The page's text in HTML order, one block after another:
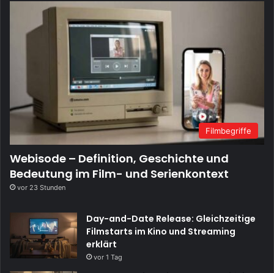
Filmbegriffe
Webisode – Definition, Geschichte und
Bedeutung im Film- und Serienkontext
vor 23 Stunden
Day-and-Date Release: Gleichzeitige
Filmstarts im Kino und Streaming
erklärt
vor 1 Tag